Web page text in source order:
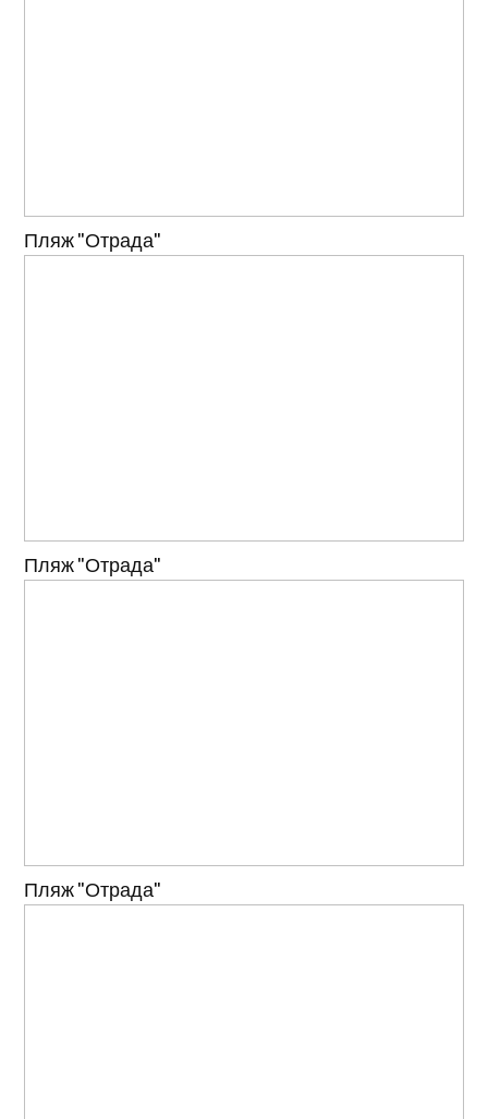
Пляж "Отрада"
Пляж "Отрада"
Пляж "Отрада"